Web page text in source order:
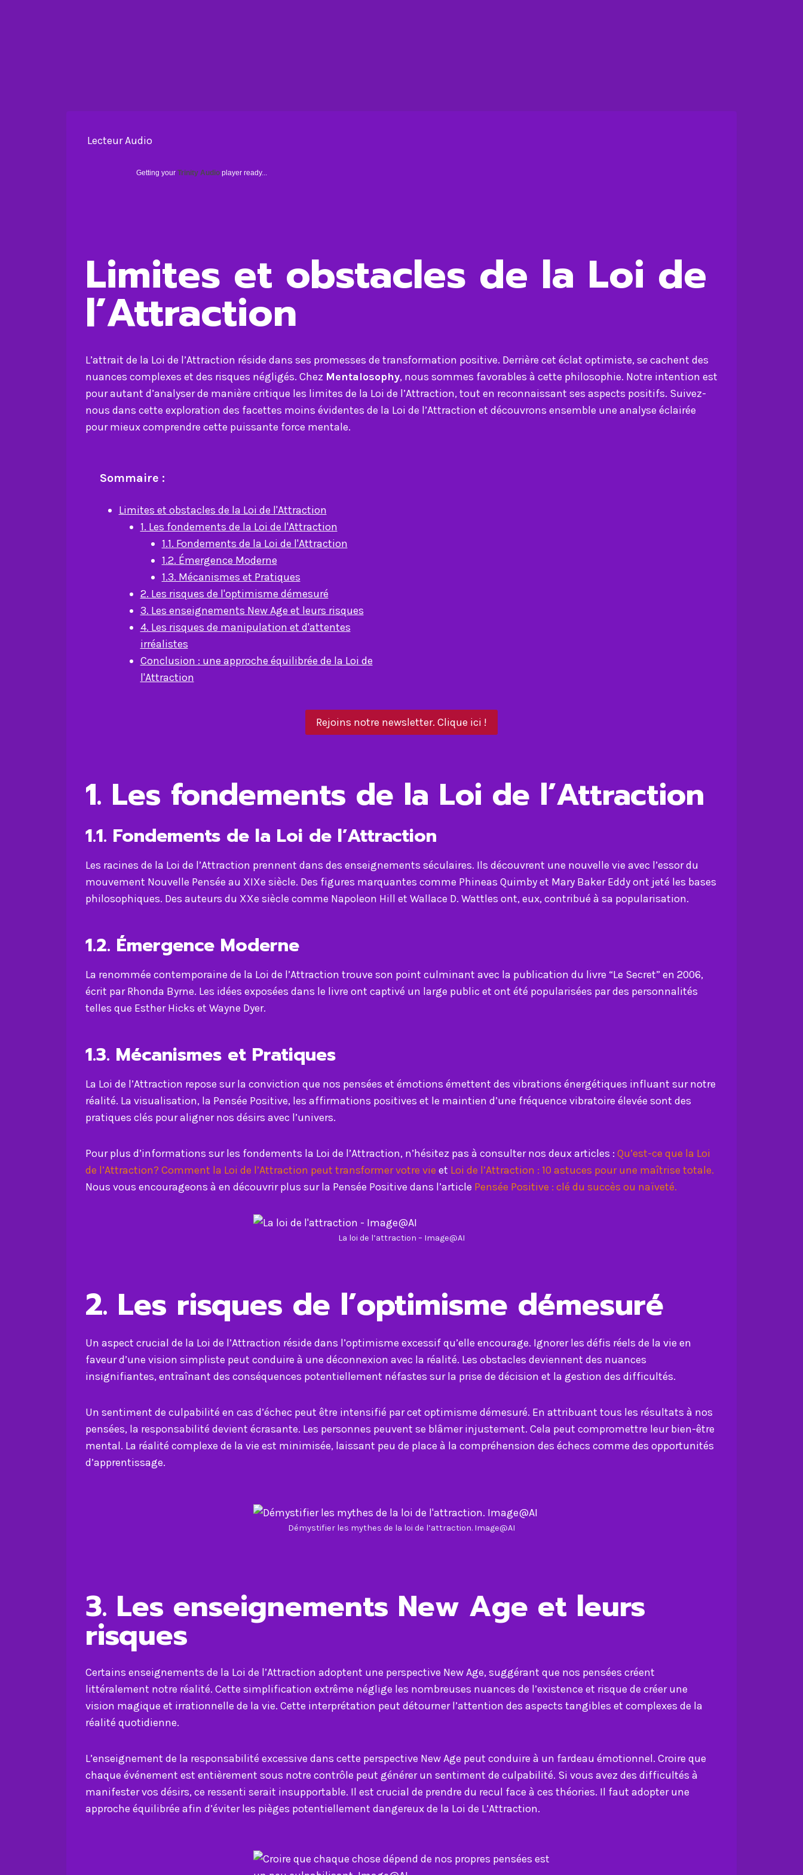
Lecteur Audio
Getting your Trinity Audio player ready...
Limites et obstacles de la Loi de
l’Attraction
L’attrait de la Loi de l’Attraction réside dans ses promesses de transformation positive. Derrière cet éclat optimiste, se cachent des
nuances complexes et des risques négligés. Chez Mentalosophy, nous sommes favorables à cette philosophie. Notre intention est
pour autant d’analyser de manière critique les limites de la Loi de l’Attraction, tout en reconnaissant ses aspects positifs. Suivez-
nous dans cette exploration des facettes moins évidentes de la Loi de l’Attraction et découvrons ensemble une analyse éclairée
pour mieux comprendre cette puissante force mentale.
Sommaire :
Limites et obstacles de la Loi de l'Attraction
1. Les fondements de la Loi de l'Attraction
1.1. Fondements de la Loi de l'Attraction
1.2. Émergence Moderne
1.3. Mécanismes et Pratiques
2. Les risques de l'optimisme démesuré
3. Les enseignements New Age et leurs risques
4. Les risques de manipulation et d'attentes
irréalistes
Conclusion : une approche équilibrée de la Loi de
l'Attraction
Rejoins notre newsletter. Clique ici !
1. Les fondements de la Loi de l’Attraction
1.1. Fondements de la Loi de l’Attraction
Les racines de la Loi de l’Attraction prennent dans des enseignements séculaires. Ils découvrent une nouvelle vie avec l’essor du
mouvement Nouvelle Pensée au XIXe siècle. Des figures marquantes comme Phineas Quimby et Mary Baker Eddy ont jeté les bases
philosophiques. Des auteurs du XXe siècle comme Napoleon Hill et Wallace D. Wattles ont, eux, contribué à sa popularisation.
1.2. Émergence Moderne
La renommée contemporaine de la Loi de l’Attraction trouve son point culminant avec la publication du livre “Le Secret” en 2006,
écrit par Rhonda Byrne. Les idées exposées dans le livre ont captivé un large public et ont été popularisées par des personnalités
telles que Esther Hicks et Wayne Dyer.
1.3. Mécanismes et Pratiques
La Loi de l’Attraction repose sur la conviction que nos pensées et émotions émettent des vibrations énergétiques influant sur notre
réalité. La visualisation, la Pensée Positive, les affirmations positives et le maintien d’une fréquence vibratoire élevée sont des
pratiques clés pour aligner nos désirs avec l’univers.
Pour plus d’informations sur les fondements la Loi de l’Attraction, n’hésitez pas à consulter nos deux articles : Qu’est-ce que la Loi
de l’Attraction? Comment la Loi de l’Attraction peut transformer votre vie et Loi de l’Attraction : 10 astuces pour une maîtrise totale.
Nous vous encourageons à en découvrir plus sur la Pensée Positive dans l’article Pensée Positive : clé du succès ou naïveté.
La loi de l’attraction – Image@AI
2. Les risques de l’optimisme démesuré
Un aspect crucial de la Loi de l’Attraction réside dans l’optimisme excessif qu’elle encourage. Ignorer les défis réels de la vie en
faveur d’une vision simpliste peut conduire à une déconnexion avec la réalité. Les obstacles deviennent des nuances
insignifiantes, entraînant des conséquences potentiellement néfastes sur la prise de décision et la gestion des difficultés.
Un sentiment de culpabilité en cas d’échec peut être intensifié par cet optimisme démesuré. En attribuant tous les résultats à nos
pensées, la responsabilité devient écrasante. Les personnes peuvent se blâmer injustement. Cela peut compromettre leur bien-être
mental. La réalité complexe de la vie est minimisée, laissant peu de place à la compréhension des échecs comme des opportunités
d’apprentissage.
Démystifier les mythes de la loi de l’attraction. Image@AI
3. Les enseignements New Age et leurs
risques
Certains enseignements de la Loi de l’Attraction adoptent une perspective New Age, suggérant que nos pensées créent
littéralement notre réalité. Cette simplification extrême néglige les nombreuses nuances de l’existence et risque de créer une
vision magique et irrationnelle de la vie. Cette interprétation peut détourner l’attention des aspects tangibles et complexes de la
réalité quotidienne.
L’enseignement de la responsabilité excessive dans cette perspective New Age peut conduire à un fardeau émotionnel. Croire que
chaque événement est entièrement sous notre contrôle peut générer un sentiment de culpabilité. Si vous avez des difficultés à
manifester vos désirs, ce ressenti serait insupportable. Il est crucial de prendre du recul face à ces théories. Il faut adopter une
approche équilibrée afin d’éviter les pièges potentiellement dangereux de la Loi de L’Attraction.